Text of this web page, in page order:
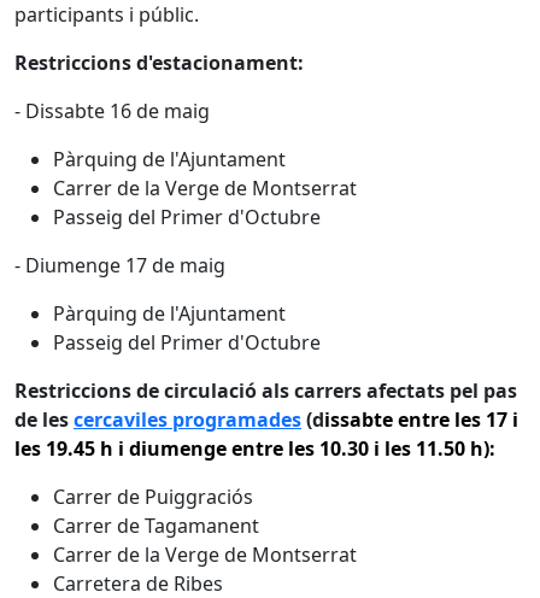
participants i públic.
Restriccions d'estacionament:
- Dissabte 16 de maig
Pàrquing de l'Ajuntament
Carrer de la Verge de Montserrat
Passeig del Primer d'Octubre
- Diumenge 17 de maig
Pàrquing de l'Ajuntament
Passeig del Primer d'Octubre
Restriccions de circulació als carrers afectats pel pas
de lescercaviles programades(dissabte entre les 17 i
les 19.45 h i diumenge entre les 10.30 i les 11.50 h):
Carrer de Puiggraciós
Carrer de Tagamanent
Carrer de la Verge de Montserrat
Carretera de Ribes